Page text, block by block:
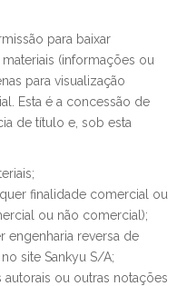
para baixar
(informações ou
para visualização
Esta é a concessão de
de título e, sob esta
finalidade comercial ou
ou não comercial);
engenharia reversa de
site Sankyu S/A;
ou outras notações